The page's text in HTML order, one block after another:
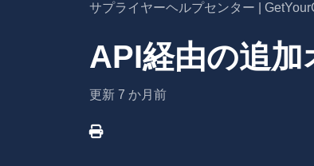
サプライヤーヘルプセンター |
API経由の追
更新 7 か月前